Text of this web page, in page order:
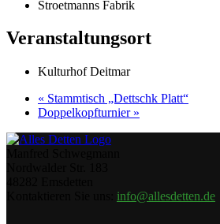
Stroetmanns Fabrik
Veranstaltungsort
Kulturhof Deitmar
« Stammtisch „Dettschk Platt“
Doppelkopfturnier »
info@allesdetten.de